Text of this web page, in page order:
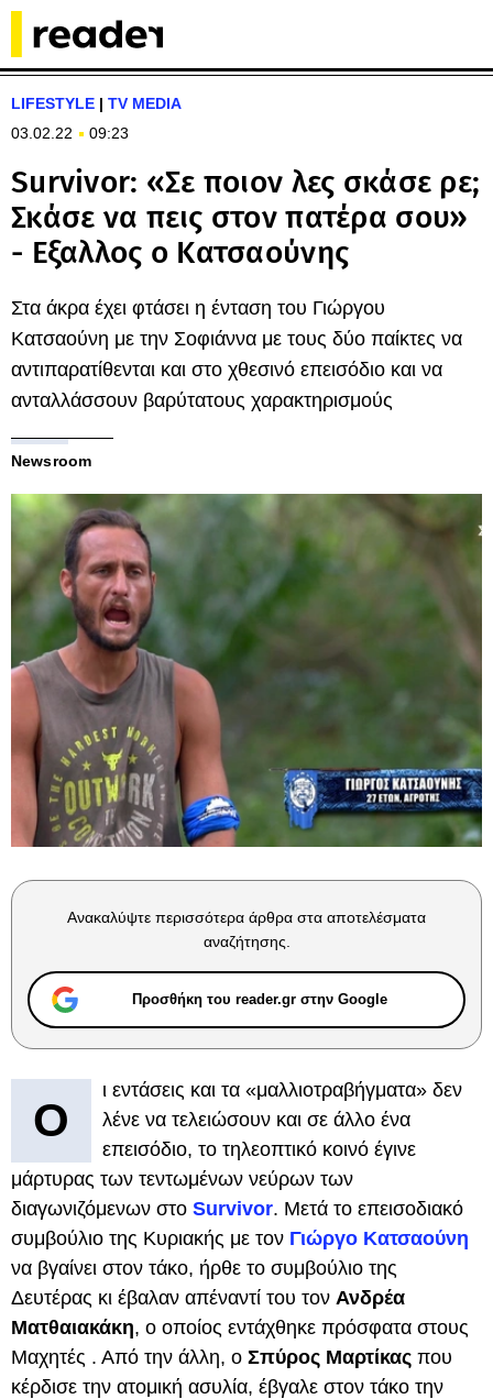
LIFESTYLE | TV MEDIA
03.02.22
09:23
Survivor: «Σε ποιον λες σκάσε ρε;
Σκάσε να πεις στον πατέρα σου»
- Εξαλλος ο Κατσαούνης
Στα άκρα έχει φτάσει η ένταση του Γιώργου
Κατσαούνη με την Σοφιάννα με τους δύο παίκτες να
αντιπαρατίθενται και στο χθεσινό επεισόδιο και να
ανταλλάσσουν βαρύτατους χαρακτηρισμούς
Newsroom
Ανακαλύψτε περισσότερα άρθρα στα αποτελέσματα
αναζήτησης.
Προσθήκη του reader.gr στην Google
Ο
ι εντάσεις και τα «μαλλιοτραβήγματα» δεν
λένε να τελειώσουν και σε άλλο ένα
επεισόδιο, το τηλεοπτικό κοινό έγινε
μάρτυρας των τεντωμένων νεύρων των
διαγωνιζόμενων στο Survivor. Μετά το επεισοδιακό
συμβούλιο της Κυριακής με τον Γιώργο Κατσαούνη
να βγαίνει στον τάκο, ήρθε το συμβούλιο της
Δευτέρας κι έβαλαν απέναντί του τον Ανδρέα
Ματθαιακάκη, ο οποίος εντάχθηκε πρόσφατα στους
Μαχητές . Από την άλλη, ο Σπύρος Μαρτίκας που
κέρδισε την ατομική ασυλία, έβγαλε στον τάκο την